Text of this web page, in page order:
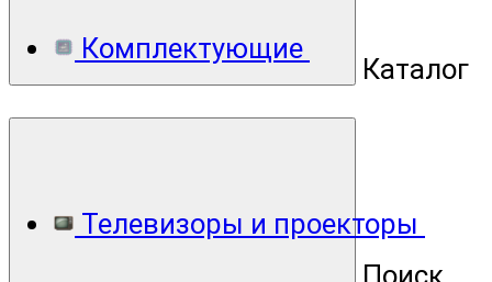
Каталог
Комплектующие
Телевизоры и проекторы